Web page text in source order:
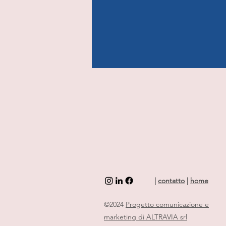
| contatto | home
©2024 Progetto comunicazione e
marketing di ALTRAVIA srl